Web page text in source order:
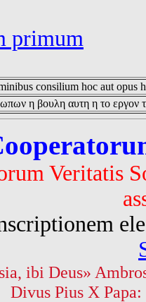
primum
consilium hoc aut opus
η βουλη αυτη η το εργον
Veritatis
ibi Deus»
Divus Pius X Papa: